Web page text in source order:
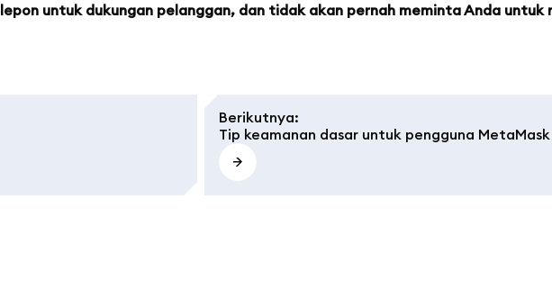
untuk dukungan pelanggan, dan tidak akan pernah meminta Anda untuk
Berikutnya:
Tip keamanan dasar untuk pengguna MetaMask